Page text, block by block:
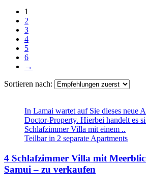
1
2
3
4
5
6
→
Sortieren nach:
In Lamai wartet auf Sie dieses neue
Doctor-Property. Hierbei handelt es
Schlafzimmer Villa mit einem ..
Teilbar in 2 separate Apartments
4 Schlafzimmer Villa mit
Samui – zu verkaufen